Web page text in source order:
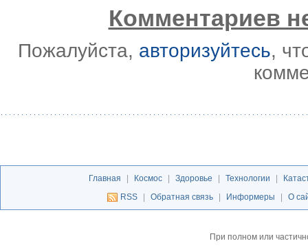
Комментариев
Пожалуйста, авторизуйтесь,
Главная Космос Здоровье Технологии
RSS
Обратная связь Информеры О
При полном или